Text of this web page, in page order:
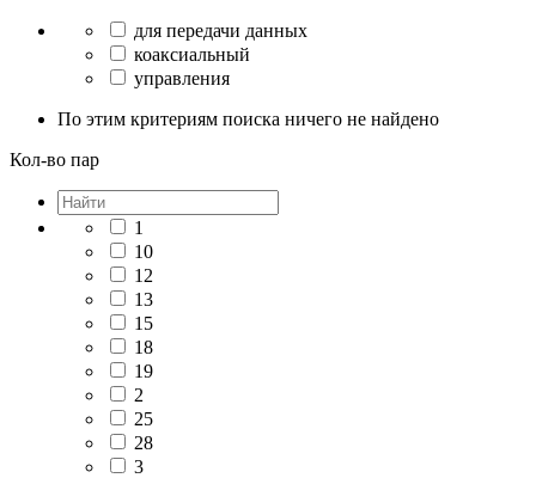
для передачи данных
коаксиальный
управления
По этим критериям поиска ничего не найдено
Кол-во пар
1
10
12
13
15
18
19
2
25
28
3